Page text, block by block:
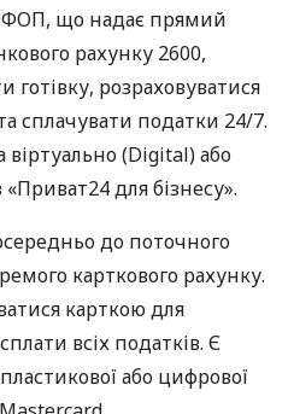
ФОП, що надає прямий
рахунку 2600,
готівку, розраховуватися
сплачувати податки 24/7.
(Digital) або
для бізнесу».
до поточного
карткового рахунку.
карткою для
всіх податків. Є
або цифрової